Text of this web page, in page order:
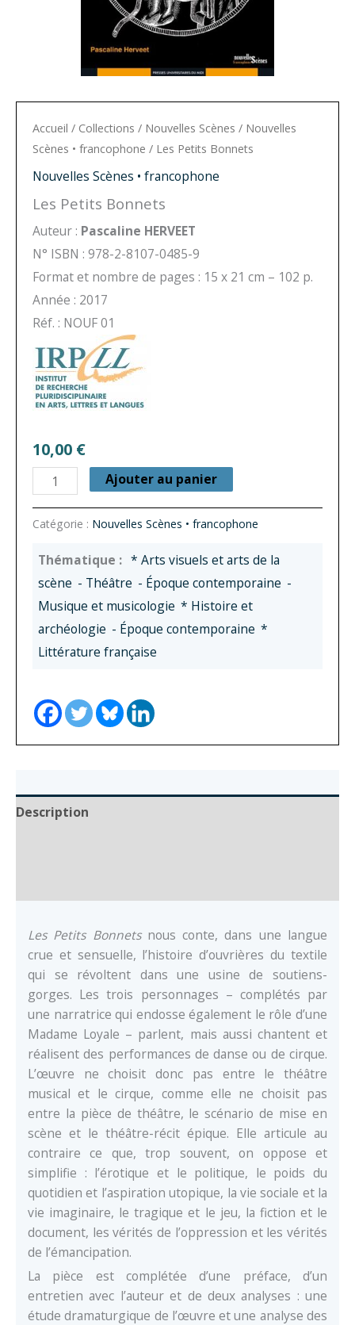
Accueil / Collections / Nouvelles Scènes / Nouvelles
Scènes • francophone / Les Petits Bonnets
Nouvelles Scènes • francophone
Les Petits Bonnets
Auteur : Pascaline HERVEET
N° ISBN : 978-2-8107-0485-9
Format et nombre de pages : 15 x 21 cm – 102 p.
Année : 2017
Réf. : NOUF 01
10,00 €
quantité
de
Les
Bonnets
Ajouter au panier
Catégorie : Nouvelles Scènes • francophone
* Arts visuels et arts de la
scène - Théâtre - Époque contemporaine -
Musique et musicologie * Histoire et
archéologie - Époque contemporaine *
Littérature française
Description
Les Petits Bonnetsnous conte, dans une langue
crue et sensuelle, l’histoire d’ouvrières du textile
qui se révoltent dans une usine de soutiens-
gorges. Les trois personnages – complétés par
une narratrice qui endosse également le rôle d’une
Madame Loyale – parlent, mais aussi chantent et
réalisent des performances de danse ou de cirque.
L’œuvre ne choisit donc pas entre le théâtre
musical et le cirque, comme elle ne choisit pas
entre la pièce de théâtre, le scénario de mise en
scène et le théâtre-récit épique. Elle articule au
contraire ce que, trop souvent, on oppose et
simplifie : l’érotique et le politique, le poids du
quotidien et l’aspiration utopique, la vie sociale et la
vie imaginaire, le tragique et le jeu, la fiction et le
document, les vérités de l’oppression et les vérités
de l’émancipation.
La pièce est complétée d’une préface, d’un
entretien avec l’auteur et de deux analyses : une
étude dramaturgique de l’œuvre et une analyse des